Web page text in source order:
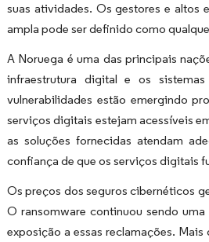
suas atividades. Os gestores e altos
ampla pode ser definido como
A Noruega é uma das principais
infraestrutura digital e os
vulnerabilidades estão emergindo
serviços digitais estejam acessíveis
as soluções fornecidas atendam
confiança de que os serviços digitais
Os preços dos seguros cibernéticos
O ransomware continuou sendo
exposição a essas reclamações.